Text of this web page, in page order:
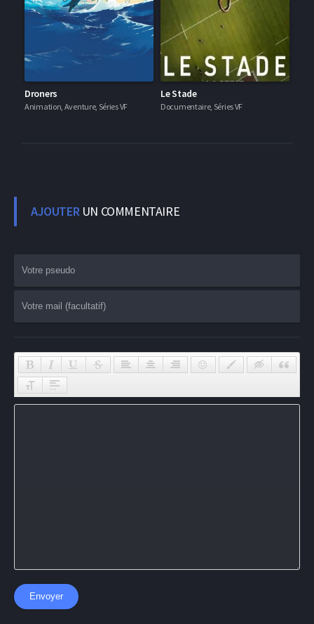
Droners
Animation, Aventure, Séries VF
Le Stade
Documentaire, Séries VF
AJOUTERUN COMMENTAIRE
Envoyer